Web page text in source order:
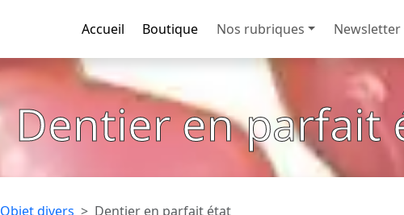
Accueil Boutique Nos rubriques Newsletter
Dentier en parfait
Objet divers Dentier en parfait état